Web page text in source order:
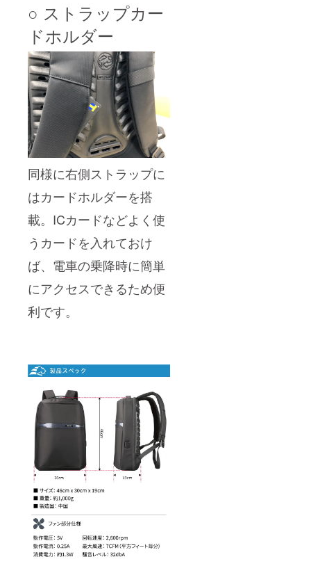
○ ストラップカー
ドホルダー
同様に右側ストラップに
はカードホルダーを搭
載。ICカードなどよく使
うカードを入れておけ
ば、電車の乗降時に簡単
にアクセスできるため便
利です。